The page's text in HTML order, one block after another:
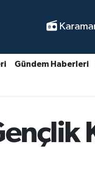
Gündem Haberleri